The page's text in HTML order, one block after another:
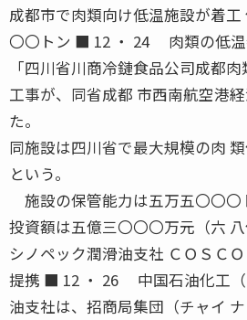
成都市で肉類向け低温施設が着
〇〇トン ■ 12 ・ 24 肉類の低温
「四川省川商冷鏈食品公司成都
工事が、同省成都 市西南航空港
た。
同施設は四川省で最大規模の肉
という。
施設の保管能力は五万五〇〇〇
投資額は五億三〇〇〇万元（六 八
シノペック潤滑油支社 ＣＯＳＣ
提携 ■ 12 ・ 26 中国石油化工（
油支社は、招商局集団（チャイ